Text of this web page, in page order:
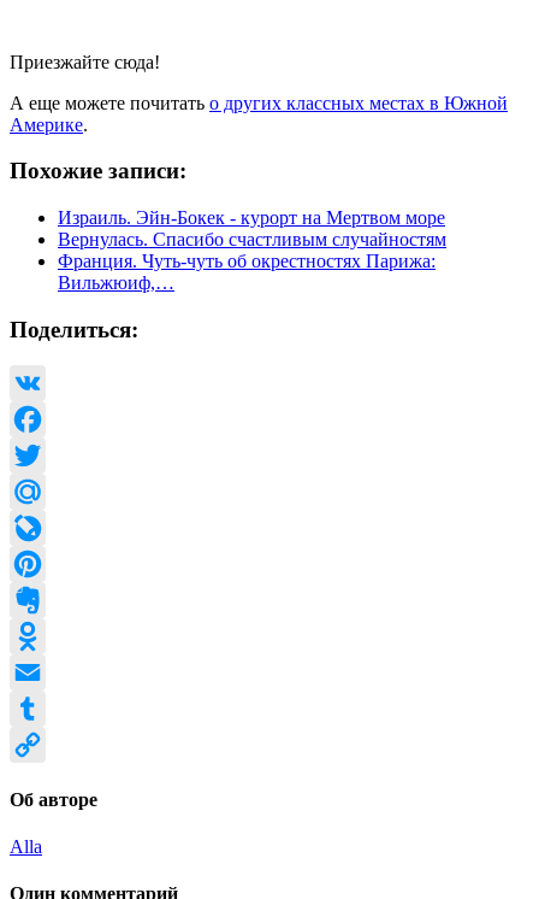
Приезжайте сюда!
А еще можете почитать о других классных местах в Южной
Америке.
Похожие записи:
Израиль. Эйн-Бокек - курорт на Мертвом море
Вернулась. Спасибо счастливым случайностям
Франция. Чуть-чуть об окрестностях Парижа:
Вильжюиф,…
Поделиться:
VK
Facebook
Twitter
Mail.Ru
LiveJournal
Pinterest
Evernote
Odnoklassniki
Email
Tumblr
Об авторе
Alla
Один комментарий